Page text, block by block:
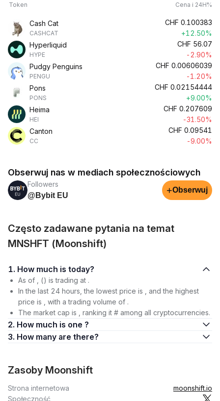
Token Cena i 24H%
Cash Cat
CASHCAT
CHF 0.100383
+12.50%
Hyperliquid
HYPE
CHF 56.07
-2.90%
Pudgy Penguins
PENGU
CHF 0.00606039
-1.20%
Pons
PONS
CHF 0.02154444
+9.00%
Heima
HEI
CHF 0.207609
-31.50%
Canton
CC
CHF 0.09541
-9.00%
Obserwuj nas w mediach społecznościowych
Followers
@Bybit EU
+Obserwuj
Często zadawane pytania na temat
MNSHFT (Moonshift)
1. How much is today?
As of , () is trading at .
In the last 24 hours, the lowest price is , and the highest
price is , with a trading volume of .
The market cap is , ranking it # among all cryptocurrencies.
2. How much is one ?
3. How many are there?
Zasoby Moonshift
Strona internetowa
moonshift.io
Społeczność